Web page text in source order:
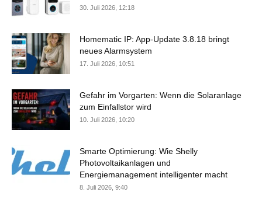
30. Juli 2026, 12:18
Homematic IP: App-Update 3.8.18 bringt
neues Alarmsystem
17. Juli 2026, 10:51
Gefahr im Vorgarten: Wenn die Solaranlage
zum Einfallstor wird
10. Juli 2026, 10:20
Smarte Optimierung: Wie Shelly
Photovoltaikanlagen und
Energiemanagement intelligenter macht
8. Juli 2026, 9:40